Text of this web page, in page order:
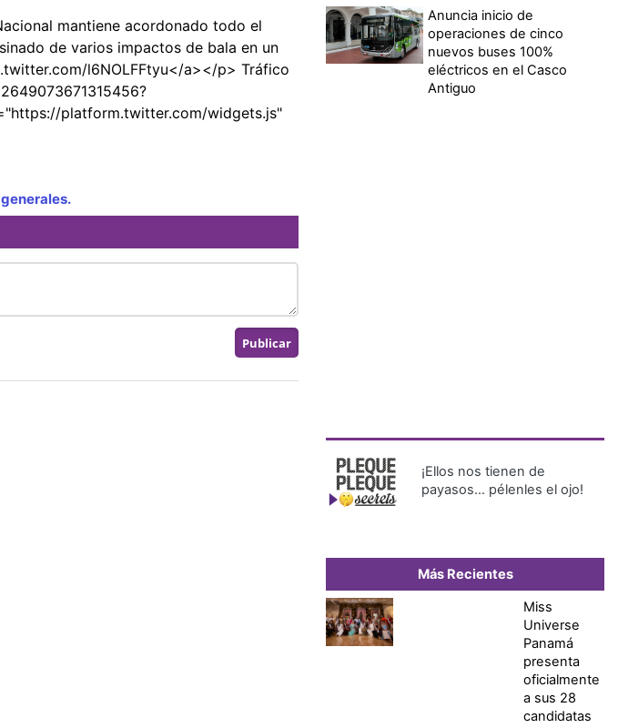
mantiene acordonado todo el
de varios impactos de bala en un
l6NOLFFtyu</a></p> Tráfico
platform.twitter.com/widgets.js"
Anuncia inicio de
operaciones de cinco
nuevos buses 100%
eléctricos en el Casco
Antiguo
¡Ellos nos tienen de
payasos… pélenles el ojo!
Más Recientes
Miss
Universe
Panamá
presenta
oficialmente
a sus 28
candidatas